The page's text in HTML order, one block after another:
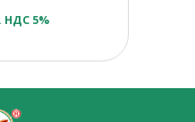
НДС 5%